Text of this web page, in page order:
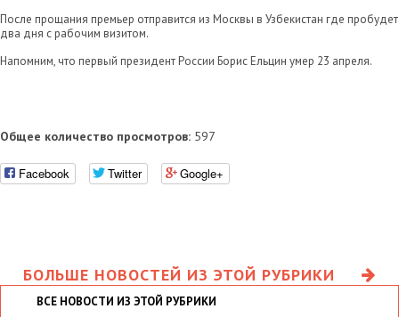
После прощания премьер отправится из Москвы в Узбекистан где пробудет
два дня с рабочим визитом.
Напомним, что первый президент России Борис Ельцин умер 23 апреля.
Общее количество просмотров: 597
Facebook Twitter Google+
БОЛЬШЕ НОВОСТЕЙ ИЗ ЭТОЙ РУБРИКИ
ВСЕ НОВОСТИ ИЗ ЭТОЙ РУБРИКИ